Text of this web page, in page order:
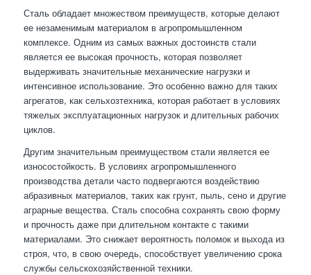
Сталь обладает множеством преимуществ, которые делают
ее незаменимым материалом в агропромышленном
комплексе. Одним из самых важных достоинств стали
является ее высокая прочность, которая позволяет
выдерживать значительные механические нагрузки и
интенсивное использование. Это особенно важно для таких
агрегатов, как сельхозтехника, которая работает в условиях
тяжелых эксплуатационных нагрузок и длительных рабочих
циклов.
Другим значительным преимуществом стали является ее
износостойкость. В условиях агропромышленного
производства детали часто подвергаются воздействию
абразивных материалов, таких как грунт, пыль, сено и другие
аграрные вещества. Сталь способна сохранять свою форму
и прочность даже при длительном контакте с такими
материалами. Это снижает вероятность поломок и выхода из
строя, что, в свою очередь, способствует увеличению срока
службы сельскохозяйственной техники.